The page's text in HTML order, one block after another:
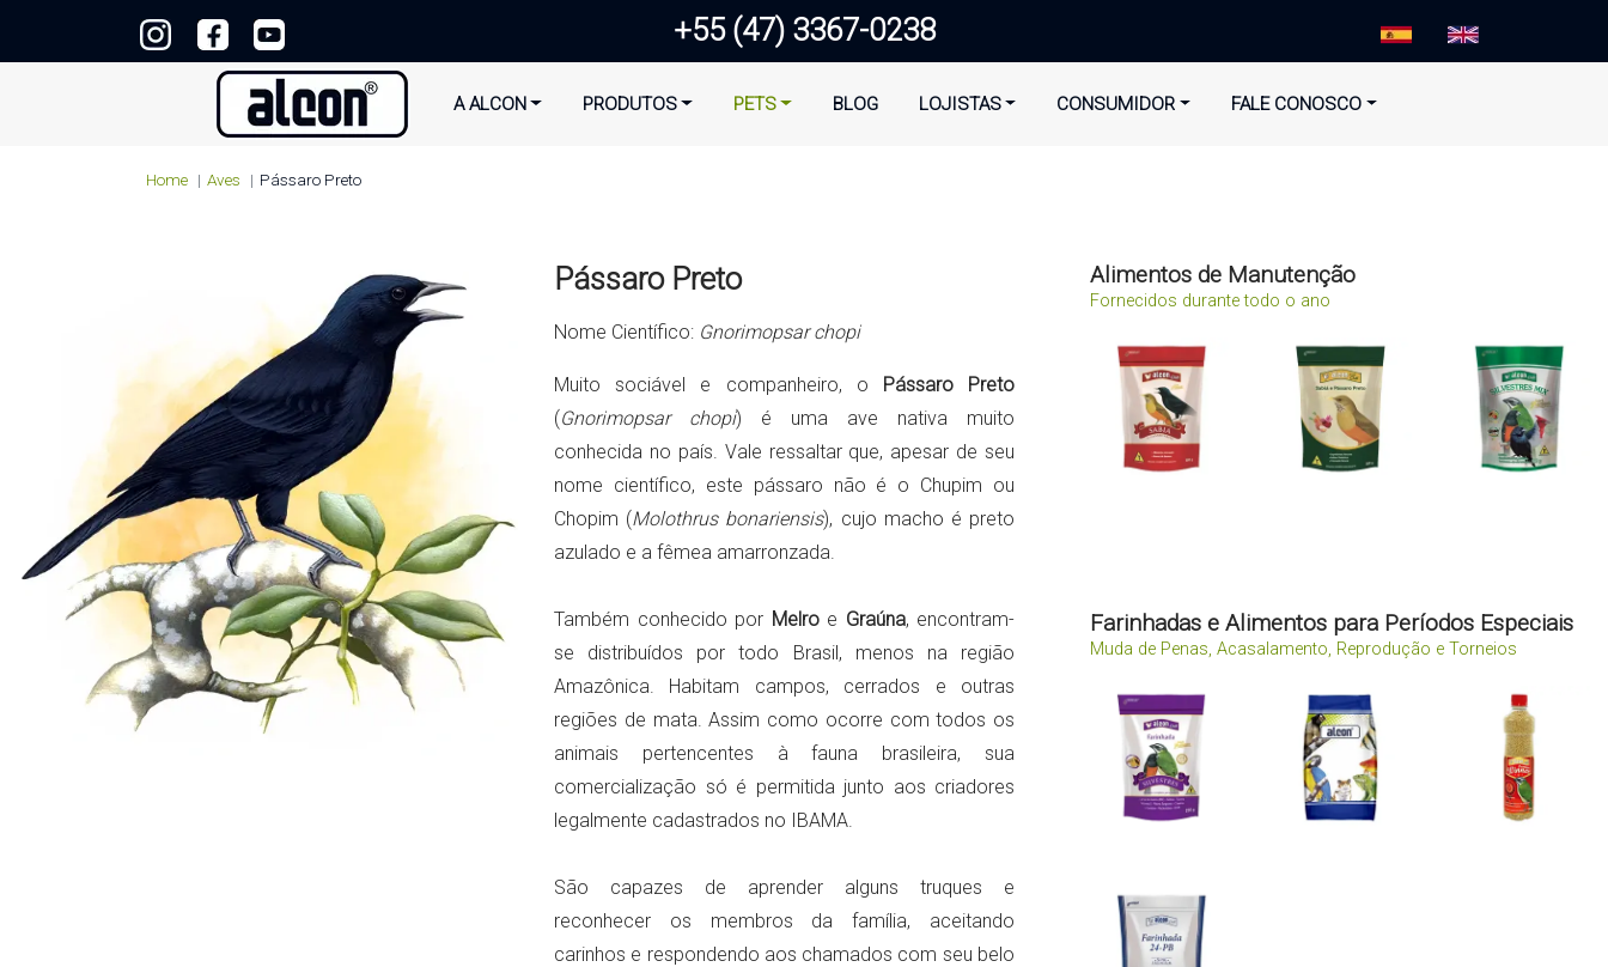
+55 (47) 3367-0238
A ALCON PRODUTOS PETS BLOG LOJISTAS CONSUMIDOR FALE CONOSCO
Home Aves Pássaro Preto
Pássaro Preto
Nome Científico: Gnorimopsar chopi
Muito sociável e companheiro, o Pássaro Preto
(Gnorimopsar chopi) é uma ave nativa muito
conhecida no país. Vale ressaltar que, apesar de seu
nome científico, este pássaro não é o Chupim ou
Chopim (Molothrus bonariensis), cujo macho é preto
azulado e a fêmea amarronzada.
Também conhecido por Melroe Graúna, encontram-
se distribuídos por todo Brasil, menos na região
Amazônica. Habitam campos, cerrados e outras
regiões de mata. Assim como ocorre com todos os
animais pertencentes à fauna brasileira, sua
comercialização só é permitida junto aos criadores
legalmente cadastrados no IBAMA.
São capazes de aprender alguns truques e
reconhecer os membros da família, aceitando
carinhos e respondendo aos chamados com seu belo
Alimentos de Manutenção
Fornecidos durante todo o ano
Farinhadas e Alimentos para Períodos Especiais
Muda de Penas, Acasalamento, Reprodução e Torneios